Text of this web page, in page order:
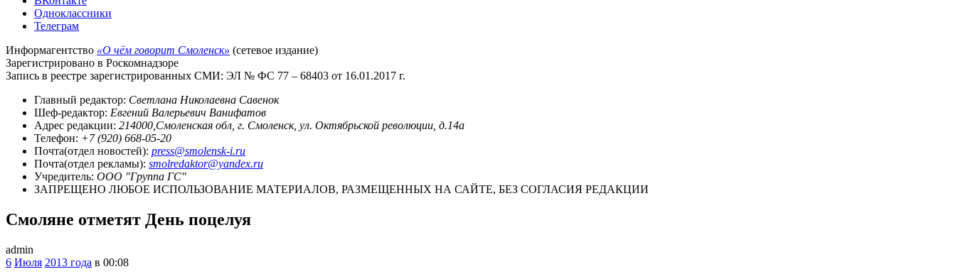
Одноклассники
Телеграм
Информагентство «О чём говорит Смоленск» (сетевое издание)
Зарегистрировано в Роскомнадзоре
Запись в реестре зарегистрированных СМИ: ЭЛ № ФС 77 – 68403 от 16.01.2017 г.
Главный редактор: Светлана Николаевна Савенок
Шеф-редактор: Евгений Валерьевич Ванифатов
Адрес редакции: 214000,Смоленская обл, г. Смоленск, ул. Октябрьской революции, д.14а
Телефон: +7 (920) 668-05-20
Почта(отдел новостей): press@smolensk-i.ru
Почта(отдел рекламы): smolredaktor@yandex.ru
Учредитель: ООО "Группа ГС"
ЗАПРЕЩЕНО ЛЮБОЕ ИСПОЛЬЗОВАНИЕ МАТЕРИАЛОВ, РАЗМЕЩЕННЫХ НА САЙТЕ, БЕЗ СОГЛАСИЯ РЕДАКЦИИ
Смоляне отметят День поцелуя
admin
6 Июля 2013 года в 00:08